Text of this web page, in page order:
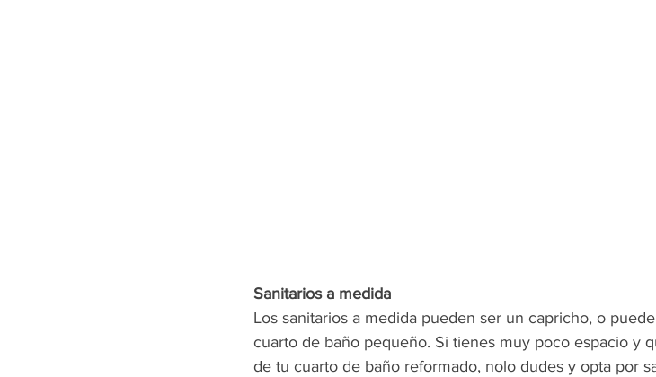
Sanitarios a medida
Los sanitarios a medida pueden ser un capricho, o
cuarto de baño pequeño. Si tienes muy poco espacio y
de tu cuarto de baño reformado, nolo dudes y opta por